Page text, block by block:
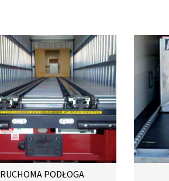
RUCHOMA PODŁOGA